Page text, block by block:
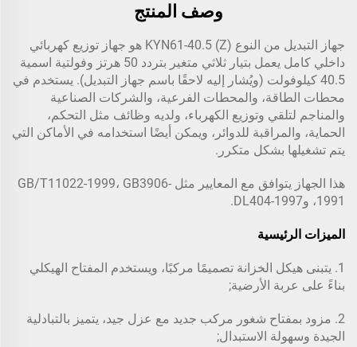
وصف المنتج
جهاز التبديل من النوع KYN61-40.5 (Z) هو جهاز توزيع كهربائي
داخلي كامل يعمل بتيار ثلاثي متغير بتردد 50 هرتز وفولتية اسمية
40.5 كيلوفولت (ويُشار إليه لاحقًا باسم جهاز التبديل). يستخدم في
محطات الطاقة، والمحطات الفرعية، والشركات الصناعية
والمناجم لتلقي وتوزيع الكهرباء، ولديه وظائف مثل التحكم،
الحماية، والمراقبة للدوائر، ويمكن أيضًا استخدامه في الأماكن التي
يتم تشغيلها بشكل متكرر.
هذا الجهاز يتوافق مع المعايير مثل GB/T11022-1999، GB3906-
1991، وDL404-1997.
الميزات الرئيسية
1. يتبنى هيكل الخزانة تصميمًا مركبًا، ويستخدم المفتاح الهيكلي
بناءً على عربة الأرضية;
2. مزود بمفتاح شغور مركب جديد مع عزل جيد، يتميز بالتبادلية
الجيدة وسهولة الاستبدال;